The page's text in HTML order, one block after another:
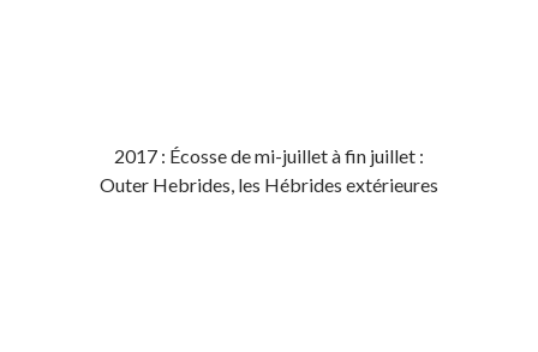
2017 : Écosse de mi-juillet à fin juillet :
Outer Hebrides, les Hébrides extérieures